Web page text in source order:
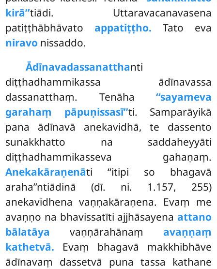
kirā’’tiādi. Uttaravacanavasena
patiṭṭhābhāvato appatiṭṭho. Tato eva
niravo nissaddo.
Ādīnavadassanatthanti
diṭṭhadhammikassa ādīnavassa
dassanatthaṃ. Tenāha ‘‘sayameva
garahaṃ pāpuṇissasī’’ti. Samparāyikā
pana ādīnavā anekavidhā, te dassento
sunakkhatto na saddaheyyāti
diṭṭhadhammikasseva gahaṇaṃ.
Anekakāraṇenāti ‘‘itipi so bhagavā
araha’’ntiādinā (dī. ni. 1.157, 255)
anekavidhena vaṇṇakāraṇena. Evaṃ me
avaṇṇo na bhavissatīti ajjhāsayena attano
bālatāya vaṇṇārahānaṃ avaṇṇaṃ
kathetvā. Evaṃ bhagavā makkhibhāve
ādīnavaṃ dassetvā puna tassa kathane